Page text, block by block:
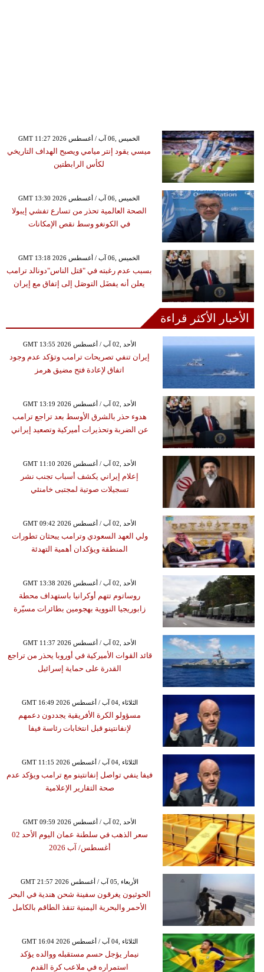
GMT 11:27 2026 الخميس ,06 آب / أغسطس
ميسي يقود إنتر ميامي ويصبح الهداف التاريخي
لكأس الرابطتين
GMT 13:30 2026 الخميس ,06 آب / أغسطس
الصحة العالمية تحذر من تسارع تفشي إيبولا
في الكونغو وسط نقص الإمكانات
GMT 13:18 2026 الخميس ,06 آب / أغسطس
بسبب عدم رغبته في "قتل الناس"دونالد ترامب
يعلن أنه يفضَل التوصَل إلى إتفاق مع إيران
الأخبار الأكثر قراءة
GMT 13:55 2026 الأحد ,02 آب / أغسطس
إيران تنفي تصريحات ترامب وتؤكد عدم وجود
اتفاق لإعادة فتح مضيق هرمز
GMT 13:19 2026 الأحد ,02 آب / أغسطس
هدوء حذر بالشرق الأوسط بعد تراجع ترامب
عن الضربة وتحذيرات أميركية وتصعيد إيراني
GMT 11:10 2026 الأحد ,02 آب / أغسطس
إعلام إيراني يكشف أسباب تجنب نشر
تسجيلات صوتية لمجتبى خامنئي
GMT 09:42 2026 الأحد ,02 آب / أغسطس
ولي العهد السعودي وترامب يبحثان تطورات
المنطقة ويؤكدان أهمية التهدئة
GMT 13:38 2026 الأحد ,02 آب / أغسطس
روساتوم تتهم أوكرانيا باستهداف محطة
زابوريجيا النووية بهجومين بطائرات مسيّرة
GMT 11:37 2026 الأحد ,02 آب / أغسطس
قائد القوات الأميركية في أوروبا يحذر من تراجع
القدرة على حماية إسرائيل
GMT 16:49 2026 الثلاثاء ,04 آب / أغسطس
مسؤولو الكرة الأفريقية يجددون دعمهم
لإنفانتينو قبل انتخابات رئاسة فيفا
GMT 11:15 2026 الثلاثاء ,04 آب / أغسطس
فيفا ينفي تواصل إنفانتينو مع ترامب ويؤكد عدم
صحة التقارير الإعلامية
GMT 09:59 2026 الأحد ,02 آب / أغسطس
سعر الذهب في سلطنة عمان اليوم الأحد 02
أغسطس/ آب 2026
GMT 21:57 2026 الأربعاء ,05 آب / أغسطس
الحوثيون يغرقون سفينة شحن هندية في البحر
الأحمر والبحرية اليمنية تنقذ الطاقم بالكامل
GMT 16:04 2026 الثلاثاء ,04 آب / أغسطس
نيمار يؤجل حسم مستقبله ووالده يؤكد
استمراره في ملاعب كرة القدم